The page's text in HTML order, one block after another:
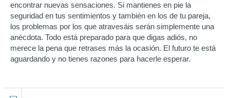
encontrar nuevas sensaciones. Si mantienes en pie la
seguridad en tus sentimientos y también en los de tu pareja,
los problemas por los que atravesáis serán simplemente una
anécdota. Todo está preparado para que digas adiós, no
merece la pena que retrases más la ocasión. El futuro te está
aguardando y no tienes razones para hacerle esperar.